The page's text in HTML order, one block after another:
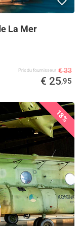
La Mer
Prix ​​du fournisseur € 33
€ 25,95
18%